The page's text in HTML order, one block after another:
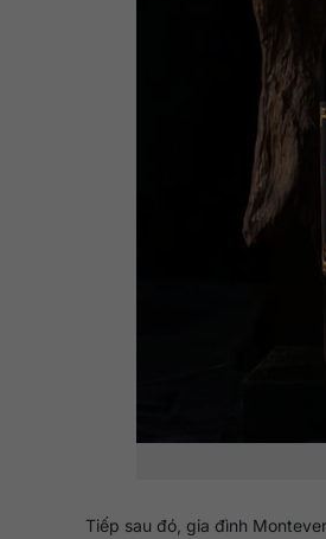
Tiếp sau đó, gia đình